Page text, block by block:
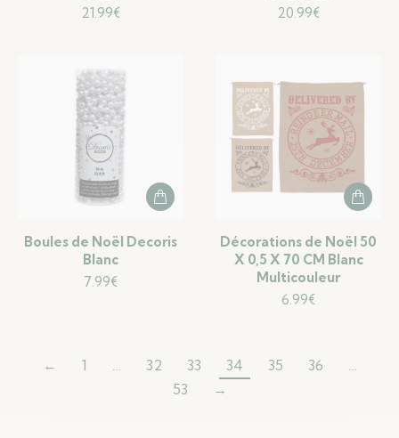
21.99€
20.99€
Boules de Noël Decoris
Blanc
7.99€
Décorations de Noël 50
X 0,5 X 70 CM Blanc
Multicouleur
6.99€
← 1 … 32 33 34 35 36
…
53
→